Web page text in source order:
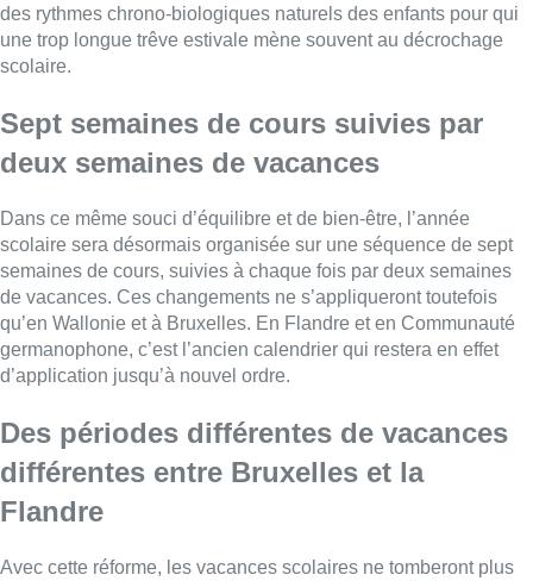
des rythmes chrono-biologiques naturels des enfants pour qui
une trop longue trêve estivale mène souvent au décrochage
scolaire.
Sept semaines de cours suivies par
deux semaines de vacances
Dans ce même souci d’équilibre et de bien-être, l’année
scolaire sera désormais organisée sur une séquence de sept
semaines de cours, suivies à chaque fois par deux semaines
de vacances. Ces changements ne s’appliqueront toutefois
qu’en Wallonie et à Bruxelles. En Flandre et en Communauté
germanophone, c’est l’ancien calendrier qui restera en effet
d’application jusqu’à nouvel ordre.
Des périodes différentes de vacances
différentes entre Bruxelles et la
Flandre
Avec cette réforme, les vacances scolaires ne tomberont plus